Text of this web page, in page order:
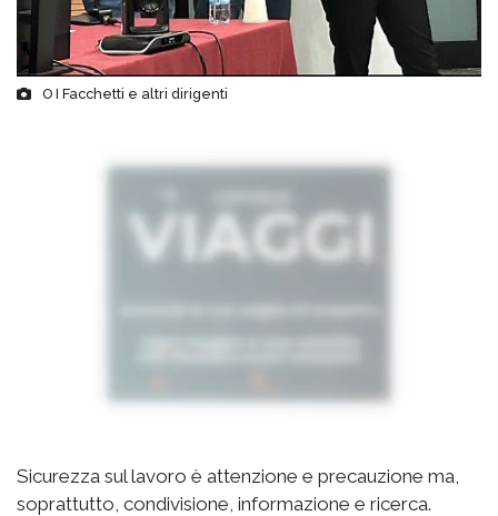
O I Facchetti e altri dirigenti
Sicurezza sul lavoro è attenzione e precauzione ma,
soprattutto, condivisione, informazione e ricerca.